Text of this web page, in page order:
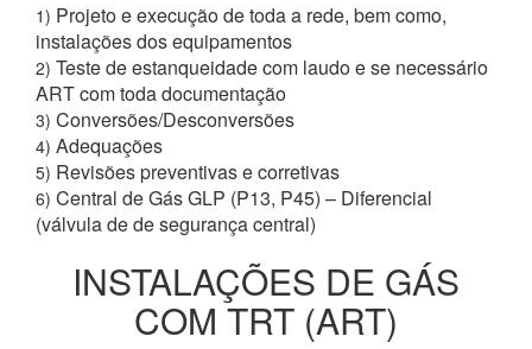
1) Projeto e execução de toda a rede, bem como,
instalações dos equipamentos
2) Teste de estanqueidade com laudo e se necessário
ART com toda documentação
3) Conversões/Desconversões
4) Adequações
5) Revisões preventivas e corretivas
6) Central de Gás GLP (P13, P45) – Diferencial
(válvula de de segurança central)
INSTALAÇÕES DE GÁS
COM TRT (ART)